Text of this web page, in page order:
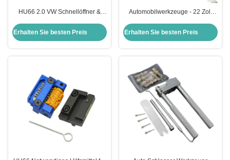
HU66 2.0 VW Schnellöffner &
Schlosserhändler Hardware
Erhalten Sie besten Preis
Automobilwerkzeuge - 22 Zoll
Fahrzeugwartungswerkzeuge
Benutzer
Erhalten Sie besten Preis